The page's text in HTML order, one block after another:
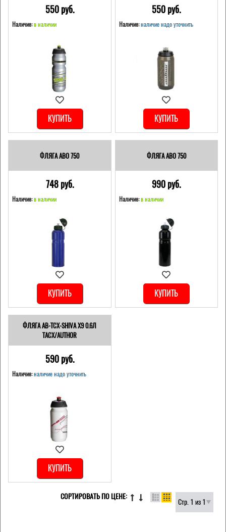
550 pуб.
Наличие:в наличии
КУПИТЬ
550 pуб.
Наличие: наличие надо уточнить
КУПИТЬ
ФЛЯГА ABO 750
748 pуб.
Наличие:в наличии
КУПИТЬ
ФЛЯГА ABO 750
990 pуб.
Наличие: в наличии
КУПИТЬ
ФЛЯГА AB-TCX-SHIVA X9 0.6Л
TACX/AUTHOR
590 pуб.
Наличие:наличие надо уточнить
КУПИТЬ
Стр. 1 из 1
СОРТИРОВАТЬ ПО ЦЕНЕ: